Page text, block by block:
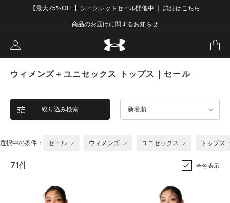
【最大75%OFF】シークレットセール開催中 ｜ 詳細はこちら
商品のお届けに関するお知らせ
ウィメンズ＋ユニセックス トップス｜セール
絞り込み検索 新着順
選択中の条件： セール ウィメンズ ユニセックス トップス
71件 全色表示